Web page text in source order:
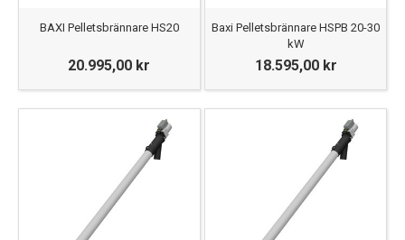
BAXI Pelletsbrännare HS20
20.995,00 kr
Baxi Pelletsbrännare HSPB 20-30
kW
18.595,00 kr